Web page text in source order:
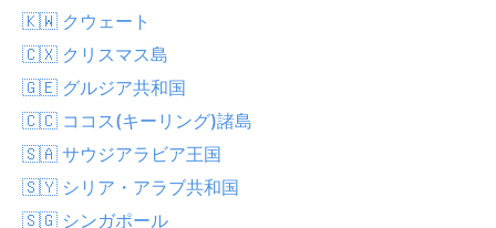
🇰🇼 クウェート
🇨🇽 クリスマス島
🇬🇪 グルジア共和国
🇨🇨 ココス(キーリング)諸島
🇸🇦 サウジアラビア王国
🇸🇾 シリア・アラブ共和国
🇸🇬 シンガポール